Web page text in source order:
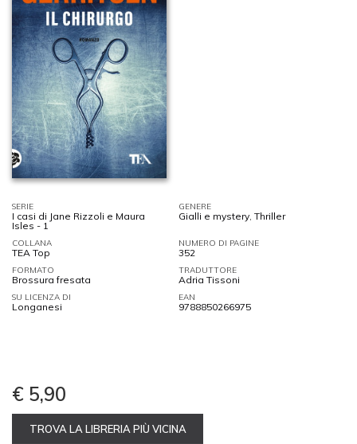
SERIE
I casi di Jane Rizzoli e Maura
Isles - 1
GENERE
Gialli e mystery, Thriller
COLLANA
TEA Top
NUMERO DI PAGINE
352
FORMATO
Brossura fresata
TRADUTTORE
Adria Tissoni
SU LICENZA DI
Longanesi
EAN
9788850266975
€ 5,90
TROVA LA LIBRERIA PIÙ VICINA